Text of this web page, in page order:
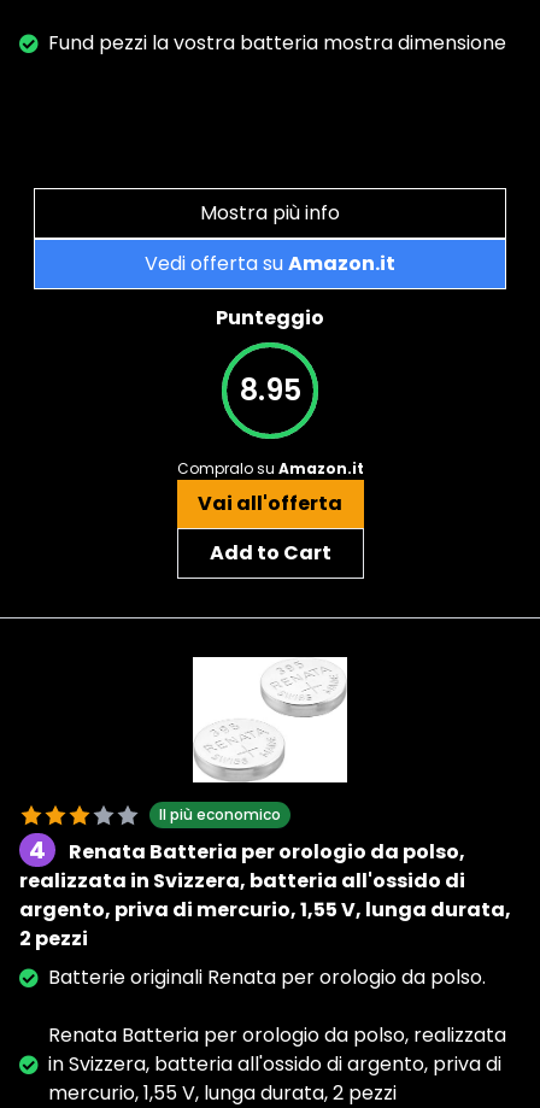
Fund pezzi la vostra batteria mostra dimensione
Mostra più info
Vedi offerta suAmazon.it
Punteggio
8.95
Compralo su Amazon.it
Vai all'offerta
Add to Cart
Il più economico
4
Renata Batteria per orologio da polso,
realizzata in Svizzera, batteria all'ossido di
argento, priva di mercurio, 1,55 V, lunga durata,
2 pezzi
Batterie originali Renata per orologio da polso.
Renata Batteria per orologio da polso, realizzata
in Svizzera, batteria all'ossido di argento, priva di
mercurio, 1,55 V, lunga durata, 2 pezzi